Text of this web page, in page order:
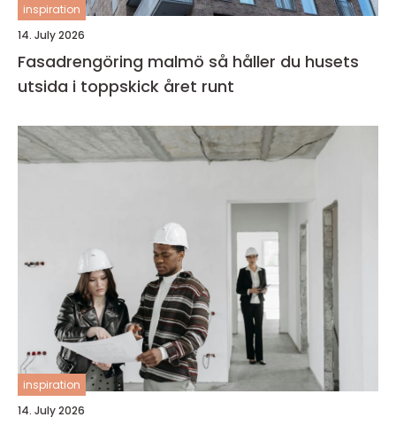
inspiration
14. July 2026
Fasadrengöring malmö så håller du husets
utsida i toppskick året runt
inspiration
14. July 2026